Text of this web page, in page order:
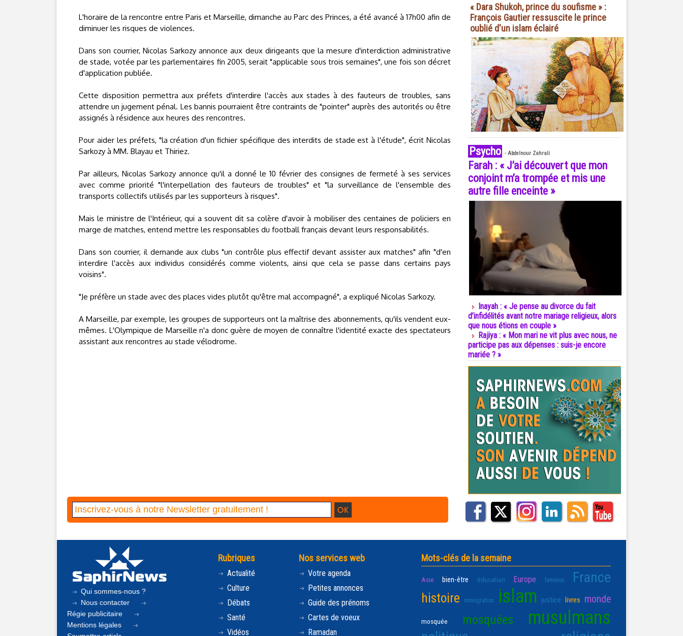
L'horaire de la rencontre entre Paris et Marseille, dimanche au Parc des Princes, a été avancé à 17h00 afin de
diminuer les risques de violences.
Dans son courrier, Nicolas Sarkozy annonce aux deux dirigeants que la mesure d'interdiction administrative
de stade, votée par les parlementaires fin 2005, serait "applicable sous trois semaines", une fois son décret
d'application publiée.
Cette disposition permettra aux préfets d'interdire l'accès aux stades à des fauteurs de troubles, sans
attendre un jugement pénal. Les bannis pourraient être contraints de "pointer" auprès des autorités ou être
assignés à résidence aux heures des rencontres.
Pour aider les préfets, "la création d'un fichier spécifique des interdits de stade est à l'étude", écrit Nicolas
Sarkozy à MM. Blayau et Thiriez.
Par ailleurs, Nicolas Sarkozy annonce qu'il a donné le 10 février des consignes de fermeté à ses services
avec comme priorité "l'interpellation des fauteurs de troubles" et "la surveillance de l'ensemble des
transports collectifs utilisés par les supporteurs à risques".
Mais le ministre de l'Intérieur, qui a souvent dit sa colère d'avoir à mobiliser des centaines de policiers en
marge de matches, entend mettre les responsables du football français devant leurs responsabilités.
Dans son courrier, il demande aux clubs "un contrôle plus effectif devant assister aux matches" afin "d'en
interdire l'accès aux individus considérés comme violents, ainsi que cela se passe dans certains pays
voisins".
"Je préfère un stade avec des places vides plutôt qu'être mal accompagné", a expliqué Nicolas Sarkozy.
A Marseille, par exemple, les groupes de supporteurs ont la maîtrise des abonnements, qu'ils vendent eux-
mêmes. L'Olympique de Marseille n'a donc guère de moyen de connaître l'identité exacte des spectateurs
assistant aux rencontres au stade vélodrome.
« Dara Shukoh, prince du soufisme » :
François Gautier ressuscite le prince
oublié d'un islam éclairé
Psycho - Abdelnour Zahrali
Farah : « J’ai découvert que mon
conjoint m’a trompée et mis une
autre fille enceinte »
Inayah : « Je pense au divorce du fait
d’infidélités avant notre mariage religieux, alors
que nous étions en couple »
Rajiya : « Mon mari ne vit plus avec nous, ne
participe pas aux dépenses : suis-je encore
mariée ? »
Qui sommes-nous ?
Nous contacter
Régie publicitaire
Mentions légales
Rubriques
Actualité
Culture
Débats
Santé
Vidéos
Nos services web
Votre agenda
Petites annonces
Guide des prénoms
Cartes de voeux
Ramadan
Mots-clés de la semaine
Asie bien-être éducation Europe femmes France
histoire immigration islam justice livres monde
mosquée mosquées musulmans